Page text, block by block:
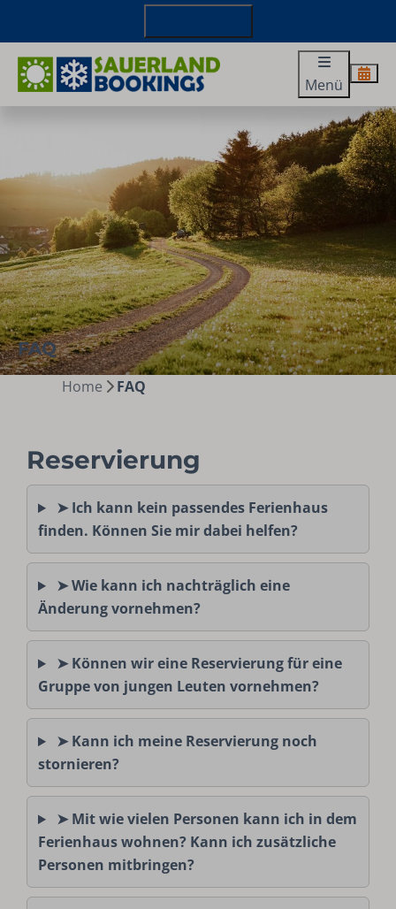
Menü
FAQ
Home FAQ
Reservierung
➤ Ich kann kein passendes Ferienhaus
finden. Können Sie mir dabei helfen?
➤ Wie kann ich nachträglich eine
Änderung vornehmen?
➤ Können wir eine Reservierung für eine
Gruppe von jungen Leuten vornehmen?
➤ Kann ich meine Reservierung noch
stornieren?
➤ Mit wie vielen Personen kann ich in dem
Ferienhaus wohnen? Kann ich zusätzliche
Personen mitbringen?